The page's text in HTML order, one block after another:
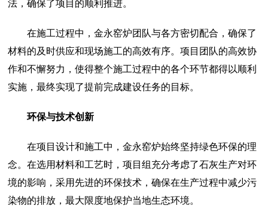
法，确保了项目的顺利推进。
在施工过程中，金永窑炉团队与各方密切配合，确保了
材料的及时供应和现场施工的高效有序。项目团队的高效协
作和不懈努力，使得整个施工过程中的各个环节都得以顺利
实施，最终实现了提前完成建设任务的目标。
环保与技术创新
在项目设计和施工中，金永窑炉始终坚持绿色环保的理
念。在选用材料和工艺时，项目组充分考虑了石灰生产对环
境的影响，采用先进的环保技术，确保在生产过程中减少污
染物的排放，最大限度地保护当地生态环境。